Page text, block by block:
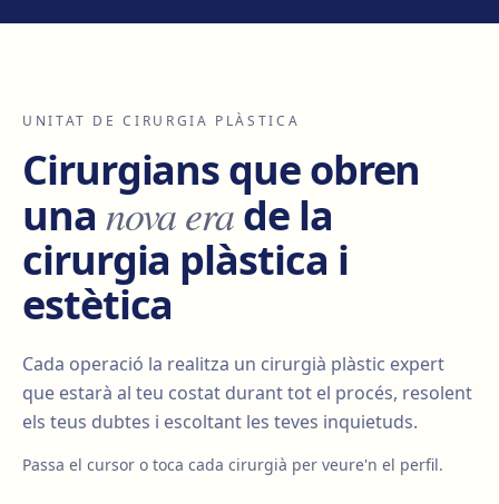
UNITAT DE CIRURGIA PLÀSTICA
Cirurgians que obren
una nova erade la
cirurgia plàstica i
estètica
Cada operació la realitza un cirurgià plàstic expert
que estarà al teu costat durant tot el procés, resolent
els teus dubtes i escoltant les teves inquietuds.
Passa el cursor o toca cada cirurgià per veure'n el perfil.